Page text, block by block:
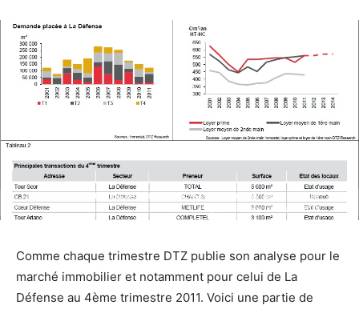
DTZ publie son étude du marché immobilier de La Défense
pour le 4ème trimestre 2011
DTZ publie son étude du marché immobilier de La Défense
pour le 4ème trimestre 2011
Comme chaque trimestre DTZ publie son analyse pour le
marché immobilier et notamment pour celui de La
Défense au 4ème trimestre 2011. Voici une partie de